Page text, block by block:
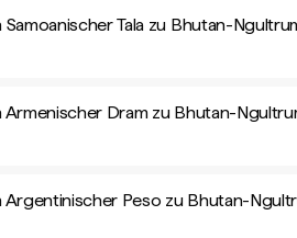
Tala zu Bhutan-
Dram zu Bhutan-
Argentinischer Peso zu Bhutan-